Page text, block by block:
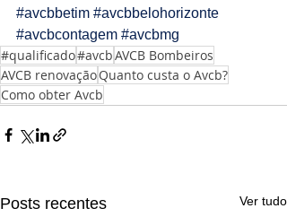
#avcbbetim #avcbbelohorizonte
#avcbcontagem #avcbmg
#qualificado#avcbAVCB Bombeiros
AVCB renovaçãoQuanto custa o Avcb?
Como obter Avcb
Posts recentes Ver tudo